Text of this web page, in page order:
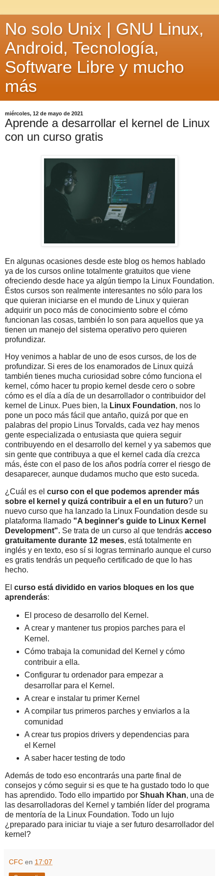
No solo Unix | GNU Linux,
Android, Tecnología,
Software Libre y mucho
más
miércoles, 12 de mayo de 2021
Aprende a desarrollar el kernel de Linux
con un curso gratis
En algunas ocasiones desde este blog os hemos hablado
ya de los cursos online totalmente gratuitos que viene
ofreciendo desde hace ya algún tiempo la Linux Foundation.
Éstos cursos son realmente interesantes no sólo para los
que quieran iniciarse en el mundo de Linux y quieran
adquirir un poco más de conocimiento sobre el cómo
funcionan las cosas, también lo son para aquellos que ya
tienen un manejo del sistema operativo pero quieren
profundizar.
Hoy venimos a hablar de uno de esos cursos, de los de
profundizar. Si eres de los enamorados de Linux quizá
también tienes mucha curiosidad sobre cómo funciona el
kernel, cómo hacer tu propio kernel desde cero o sobre
cómo es el día a día de un desarrollador o contribuidor del
kernel de Linux. Pues bien, la Linux Foundation, nos lo
pone un poco más fácil que antaño, quizá por que en
palabras del propio Linus Torvalds, cada vez hay menos
gente especializada o entusiasta que quiera seguir
contribuyendo en el desarrollo del kernel y ya sabemos que
sin gente que contribuya a que el kernel cada día crezca
más, éste con el paso de los años podría correr el riesgo de
desaparecer, aunque dudamos mucho que esto suceda.
¿Cuál es el curso con el que podemos aprender más
sobre el kernel y quizá contribuir a el en un futuro? un
nuevo curso que ha lanzado la Linux Foundation desde su
plataforma llamado "A beginner's guide to Linux Kernel
Development". Se trata de un curso al que tendrás acceso
gratuitamente durante 12 meses, está totalmente en
inglés y en texto, eso sí si logras terminarlo aunque el curso
es gratis tendrás un pequeño certificado de que lo has
hecho.
El curso está dividido en varios bloques en los que
aprenderás:
El proceso de desarrollo del Kernel.
A crear y mantener tus propios parches para el
Kernel.
Cómo trabaja la comunidad del Kernel y cómo
contribuir a ella.
Configurar tu ordenador para empezar a
desarrollar para el Kernel.
A crear e instalar tu primer Kernel
A compilar tus primeros parches y enviarlos a la
comunidad
A crear tus propios drivers y dependencias para
el Kernel
A saber hacer testing de todo
Además de todo eso encontrarás una parte final de
consejos y cómo seguir si es que te ha gustado todo lo que
has aprendido. Todo ello impartido por Shuah Khan, una de
las desarrolladoras del Kernel y también líder del programa
de mentoría de la Linux Foundation. Todo un lujo
¿preparado para iniciar tu viaje a ser futuro desarrollador del
kernel?
CFC en 17:07